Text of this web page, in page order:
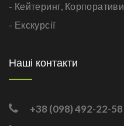
- Кейтеринг, Корпоративи
- Екскурсії
Наші контакти
+38 (098) 492-22-58